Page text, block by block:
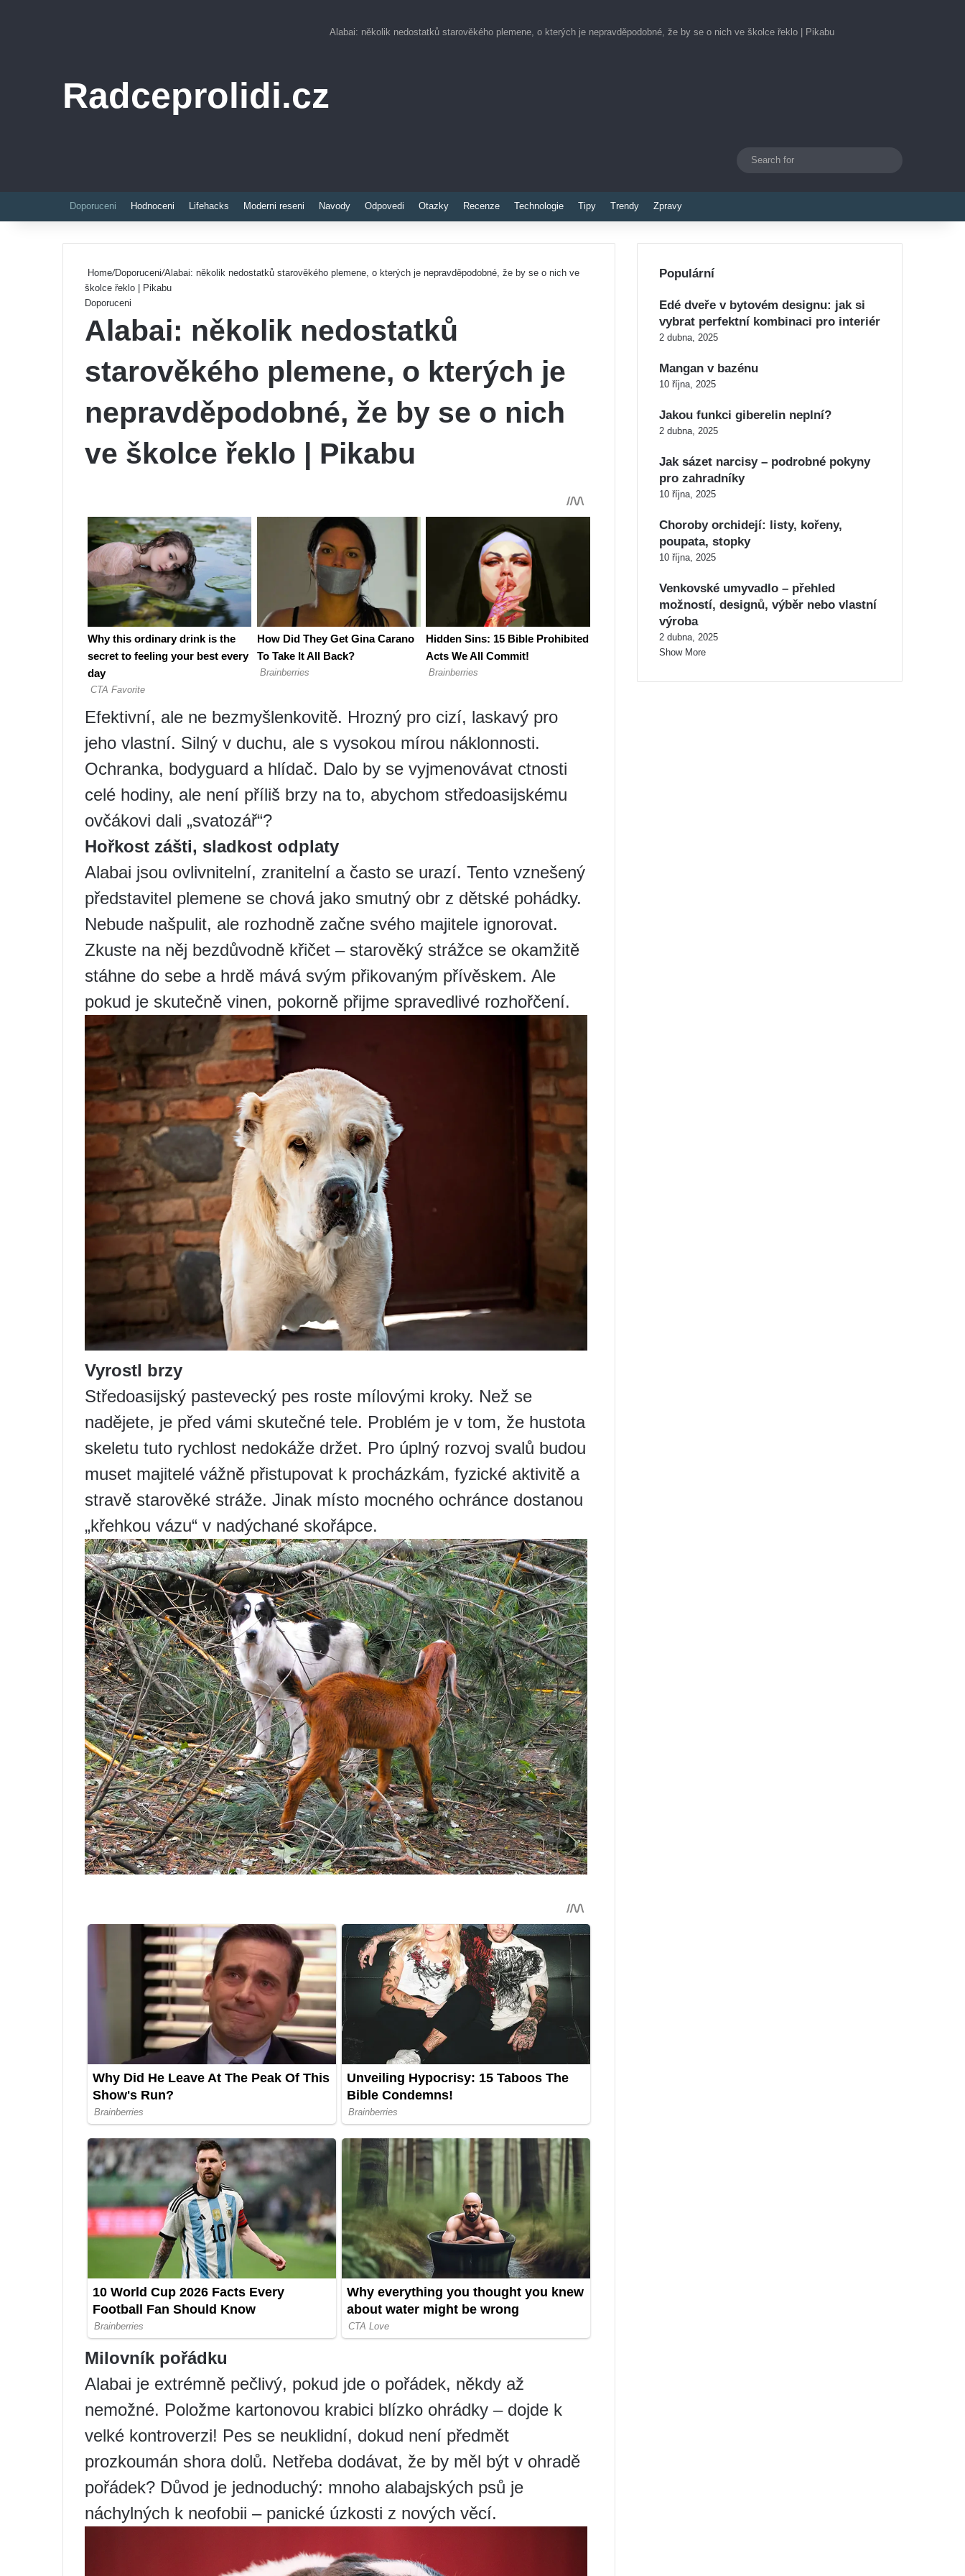
Radceprolidi.cz
Alabai: několik nedostatků starověkého plemene, o kterých je nepravděpodobné, že by se o nich ve školce řeklo | Pikabu
Switch skin
Doporuceni Hodnoceni Lifehacks Moderni reseni Navody Odpovedi Otazky Recenze Technologie Tipy Trendy Zpravy
Home/Doporuceni/Alabai: několik nedostatků starověkého plemene, o kterých je nepravděpodobné, že by se o nich ve
školce řeklo | Pikabu
Doporuceni
Alabai: několik nedostatků
starověkého plemene, o kterých je
nepravděpodobné, že by se o nich
ve školce řeklo | Pikabu
Efektivní, ale ne bezmyšlenkovitě. Hrozný pro cizí, laskavý pro
jeho vlastní. Silný v duchu, ale s vysokou mírou náklonnosti.
Ochranka, bodyguard a hlídač. Dalo by se vyjmenovávat ctnosti
celé hodiny, ale není příliš brzy na to, abychom středoasijskému
ovčákovi dali „svatozář“?
Hořkost zášti, sladkost odplaty
Alabai jsou ovlivnitelní, zranitelní a často se urazí. Tento vznešený
představitel plemene se chová jako smutný obr z dětské pohádky.
Nebude našpulit, ale rozhodně začne svého majitele ignorovat.
Zkuste na něj bezdůvodně křičet – starověký strážce se okamžitě
stáhne do sebe a hrdě mává svým přikovaným přívěskem. Ale
pokud je skutečně vinen, pokorně přijme spravedlivé rozhořčení.
Vyrostl brzy
Středoasijský pastevecký pes roste mílovými kroky. Než se
nadějete, je před vámi skutečné tele. Problém je v tom, že hustota
skeletu tuto rychlost nedokáže držet. Pro úplný rozvoj svalů budou
muset majitelé vážně přistupovat k procházkám, fyzické aktivitě a
stravě starověké stráže. Jinak místo mocného ochránce dostanou
„křehkou vázu“ v nadýchané skořápce.
Milovník pořádku
Alabai je extrémně pečlivý, pokud jde o pořádek, někdy až
nemožné. Položme kartonovou krabici blízko ohrádky – dojde k
velké kontroverzi! Pes se neuklidní, dokud není předmět
prozkoumán shora dolů. Netřeba dodávat, že by měl být v ohradě
pořádek? Důvod je jednoduchý: mnoho alabajských psů je
náchylných k neofobii – panické úzkosti z nových věcí.
Populární
Edé dveře v bytovém designu: jak si
vybrat perfektní kombinaci pro interiér
2 dubna, 2025
Mangan v bazénu
10 října, 2025
Jakou funkci giberelin neplní?
2 dubna, 2025
Jak sázet narcisy – podrobné pokyny
pro zahradníky
10 října, 2025
Choroby orchidejí: listy, kořeny,
poupata, stopky
10 října, 2025
Venkovské umyvadlo – přehled
možností, designů, výběr nebo vlastní
výroba
2 dubna, 2025
Show More